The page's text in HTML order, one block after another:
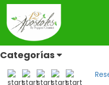
Categorías
Inicio Productos
Panzerotti
Panzerotti
REF: PANZEROTTI PEPPERONI